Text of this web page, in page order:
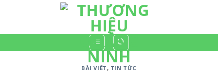
BÀI VIẾT, TIN TỨC